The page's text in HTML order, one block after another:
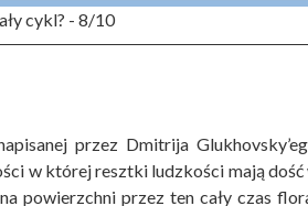
cykl? - 8/10
przez Dmitrija
w której resztki ludzkości mają
powierzchni przez ten cały czas